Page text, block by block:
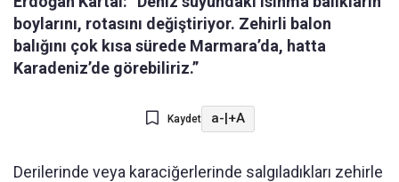
boylarını, rotasını değiştiriyor. Zehirli balon
balığını çok kısa sürede Marmara’da, hatta
Karadeniz’de görebiliriz.”
Kaydet a-|+A
Derilerinde veya karaciğerlerinde salgıladıkları zehirle